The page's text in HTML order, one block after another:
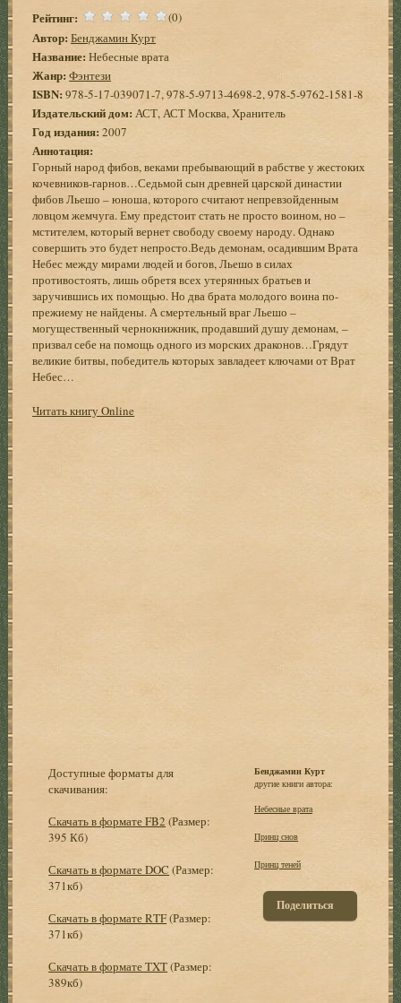
Рейтинг: (0)
Автор: Бенджамин Курт
Название: Небесные врата
Жанр: Фэнтези
ISBN:978-5-17-039071-7, 978-5-9713-4698-2, 978-5-9762-1581-8
Издательский дом: АСТ, АСТ Москва, Хранитель
Год издания: 2007
Аннотация:
Горный народ фибов, веками пребывающий в рабстве у жестоких
кочевников-гарнов…Седьмой сын древней царской династии
фибов Льешо – юноша, которого считают непревзойденным
ловцом жемчуга. Ему предстоит стать не просто воином, но –
мстителем, который вернет свободу своему народу. Однако
совершить это будет непросто.Ведь демонам, осадившим Врата
Небес между мирами людей и богов, Льешо в силах
противостоять, лишь обретя всех утерянных братьев и
заручившись их помощью. Но два брата молодого воина по-
прежиему не найдены. А смертельный враг Льешо –
могущественный чернокнижник, продавший душу демонам, –
призвал себе на помощь одного из морских драконов…Грядут
великие битвы, победитель которых завладеет ключами от Врат
Небес…
Читать книгу Online
Доступные форматы для
скачивания:
Скачать в формате FB2 (Размер:
395 Кб)
Скачать в формате DOC (Размер:
371кб)
Скачать в формате RTF(Размер:
371кб)
Скачать в формате TXT(Размер:
389кб)
Бенджамин Курт
другие книги автора:
Небесные врата
Принц снов
Принц теней
Поделиться